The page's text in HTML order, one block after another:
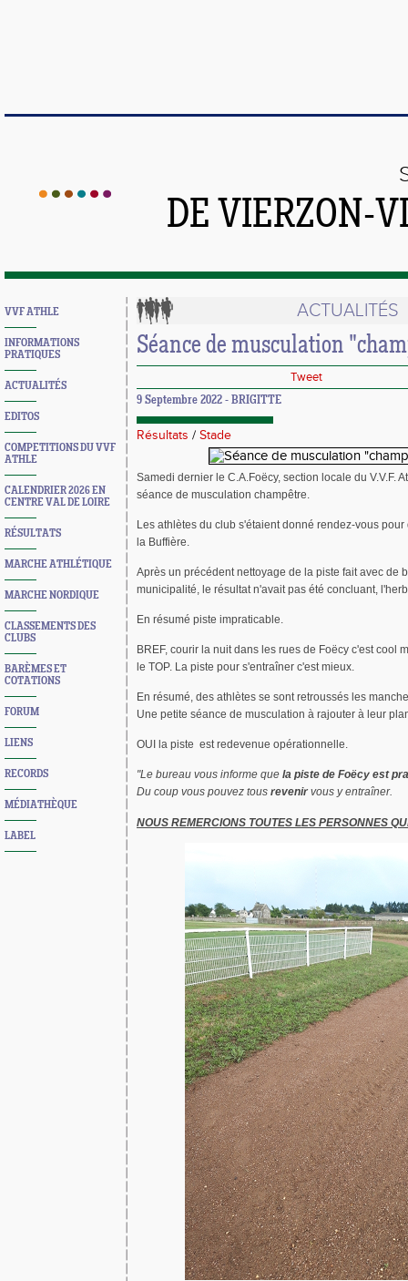
DE VIERZON-
VVF ATHLE
INFORMATIONS
PRATIQUES
ACTUALITÉS
EDITOS
COMPETITIONS DU VVF
ATHLE
CALENDRIER 2026 EN
CENTRE VAL DE LOIRE
RÉSULTATS
MARCHE ATHLÉTIQUE
MARCHE NORDIQUE
CLASSEMENTS DES
CLUBS
BARÈMES ET
COTATIONS
FORUM
LIENS
RECORDS
MÉDIATHÈQUE
LABEL
ACTUALITÉS
Séance de musculation
Tweet
9 Septembre 2022 - BRIGITTE
Résultats / Stade
Samedi dernier le C.A.Foëcy, section locale du V.V.F.
séance de musculation champêtre.
Les athlètes du club s'étaient donné rendez-vous
la Buffière.
Après un précédent nettoyage de la piste fait avec de
municipalité, le résultat n'avait pas été concluant,
En résumé piste impraticable.
BREF, courir la nuit dans les rues de Foëcy c'est cool
le TOP. La piste pour s'entraîner c'est mieux.
En résumé, des athlètes se sont retroussés les
Une petite séance de musculation à rajouter à leur
OUI la piste est redevenue opérationnelle.
"Le bureau vous informe que la piste de Foëcy est
Du coup vous pouvez tous revenir vous y entraîner.
NOUS REMERCIONS TOUTES LES PERSONNES